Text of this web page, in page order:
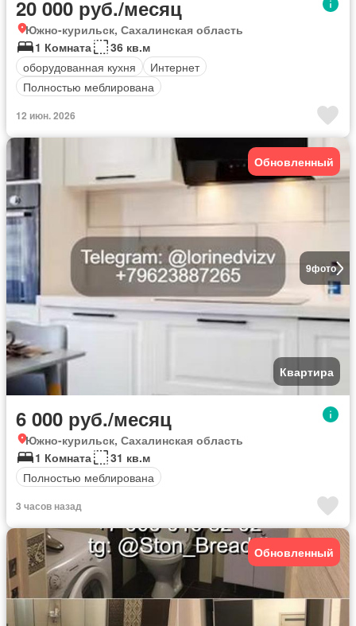
20 000 руб./месяц
Южно-курильск, Сахалинская область
1 Комната
36 кв.м
оборудованная кухня
Интернет
Полностью меблирована
12 июн. 2026
9фото
Обновленный
Квартира
6 000 руб./месяц
Южно-курильск, Сахалинская область
1 Комната
31 кв.м
Полностью меблирована
3 часов назад
Обновленный